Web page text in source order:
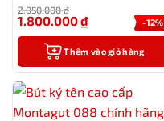
hộp
2.050.000₫
-12%
1.800.000₫
Thêm vào giỏ hàng